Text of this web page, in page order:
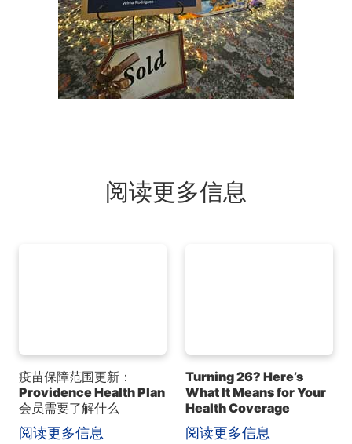
阅读更多信息
疫苗保障范围更新：
Providence Health Plan
会员需要了解什么
阅读更多信息
Turning 26? Here’s
What It Means for Your
Health Coverage
阅读更多信息